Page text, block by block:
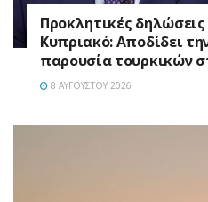
Προκλητικές
Κυπριακό: Αποδίδει
παρουσία τουρκικών
8 ΑΥΓΟΎΣΤΟΥ 2026